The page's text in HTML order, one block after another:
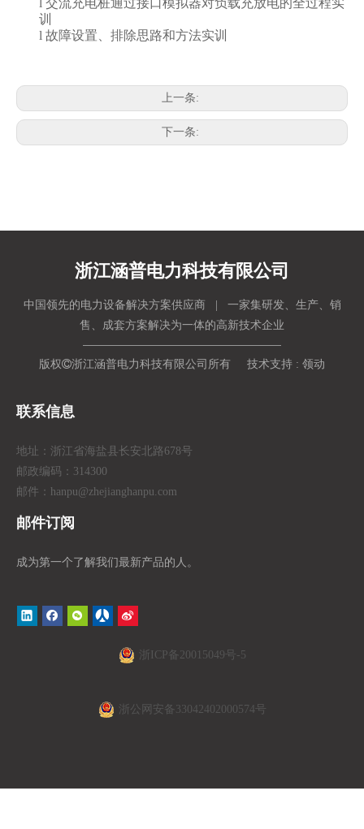
训
l 故障设置、排除思路和方法实训
上一条:
下一条:
浙江涵普电力科技有限公司
中国领先的电力设备解决方案供应商 | 一家集研发、生产、销
售、成套方案解决为一体的高新技术企业
版权浙江涵普电力科技有限公司所有 技术支持 : 领动
联系信息
地址：浙江省海盐县长安北路678号
邮政编码：314300
邮件：hanpu@zhejianghanpu.com
邮件订阅
成为第一个了解我们最新产品的人。
浙ICP备20015049号-5
浙公网安备33042402000574号